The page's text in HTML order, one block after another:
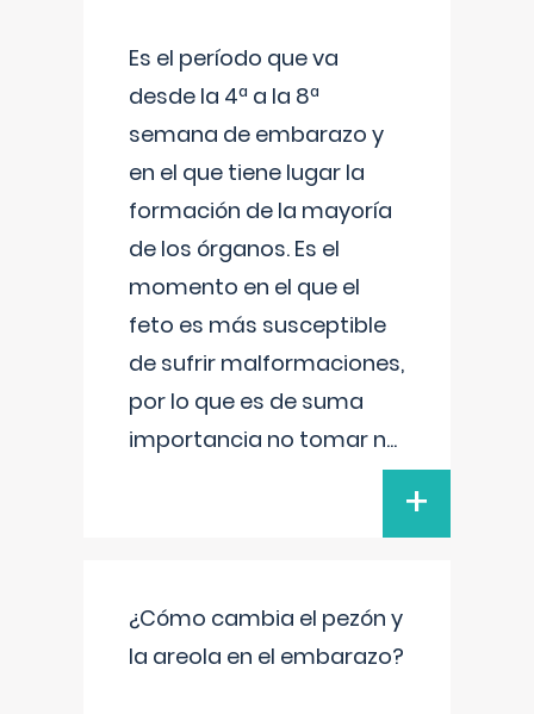
Es el período que va
desde la 4ª a la 8ª
semana de embarazo y
en el que tiene lugar la
formación de la mayoría
de los órganos. Es el
momento en el que el
feto es más susceptible
de sufrir malformaciones,
por lo que es de suma
importancia no tomar n...
+
¿Cómo cambia el pezón y
la areola en el embarazo?